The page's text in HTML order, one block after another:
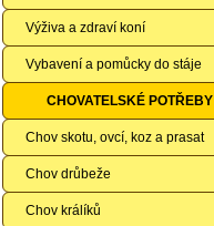
Výživa a zdraví koní
Vybavení a pomůcky do stáje
CHOVATELSKÉ POTŘEBY
Chov skotu, ovcí, koz a prasat
Chov drůbeže
Chov králíků